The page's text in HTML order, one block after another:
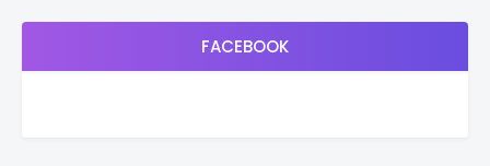
FACEBOOK